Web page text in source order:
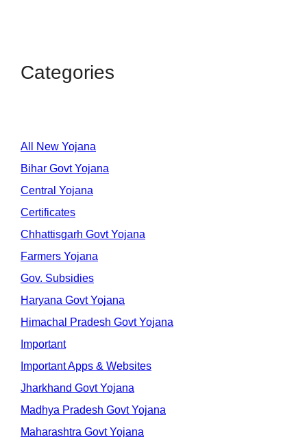
Categories
All New Yojana
Bihar Govt Yojana
Central Yojana
Certificates
Chhattisgarh Govt Yojana
Farmers Yojana
Gov. Subsidies
Haryana Govt Yojana
Himachal Pradesh Govt Yojana
Important
Important Apps & Websites
Jharkhand Govt Yojana
Madhya Pradesh Govt Yojana
Maharashtra Govt Yojana